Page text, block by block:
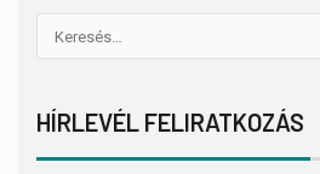
HÍRLEVÉL FELIRATKOZÁS